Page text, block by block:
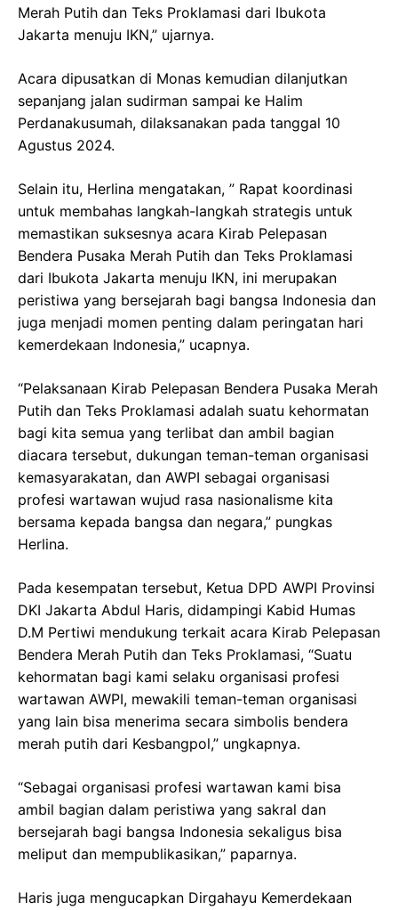
Merah Putih dan Teks Proklamasi dari Ibukota
Jakarta menuju IKN,” ujarnya.
Acara dipusatkan di Monas kemudian dilanjutkan
sepanjang jalan sudirman sampai ke Halim
Perdanakusumah, dilaksanakan pada tanggal 10
Agustus 2024.
Selain itu, Herlina mengatakan, ” Rapat koordinasi
untuk membahas langkah-langkah strategis untuk
memastikan suksesnya acara Kirab Pelepasan
Bendera Pusaka Merah Putih dan Teks Proklamasi
dari Ibukota Jakarta menuju IKN, ini merupakan
peristiwa yang bersejarah bagi bangsa Indonesia dan
juga menjadi momen penting dalam peringatan hari
kemerdekaan Indonesia,” ucapnya.
“Pelaksanaan Kirab Pelepasan Bendera Pusaka Merah
Putih dan Teks Proklamasi adalah suatu kehormatan
bagi kita semua yang terlibat dan ambil bagian
diacara tersebut, dukungan teman-teman organisasi
kemasyarakatan, dan AWPI sebagai organisasi
profesi wartawan wujud rasa nasionalisme kita
bersama kepada bangsa dan negara,” pungkas
Herlina.
Pada kesempatan tersebut, Ketua DPD AWPI Provinsi
DKI Jakarta Abdul Haris, didampingi Kabid Humas
D.M Pertiwi mendukung terkait acara Kirab Pelepasan
Bendera Merah Putih dan Teks Proklamasi, “Suatu
kehormatan bagi kami selaku organisasi profesi
wartawan AWPI, mewakili teman-teman organisasi
yang lain bisa menerima secara simbolis bendera
merah putih dari Kesbangpol,” ungkapnya.
“Sebagai organisasi profesi wartawan kami bisa
ambil bagian dalam peristiwa yang sakral dan
bersejarah bagi bangsa Indonesia sekaligus bisa
meliput dan mempublikasikan,” paparnya.
Haris juga mengucapkan Dirgahayu Kemerdekaan